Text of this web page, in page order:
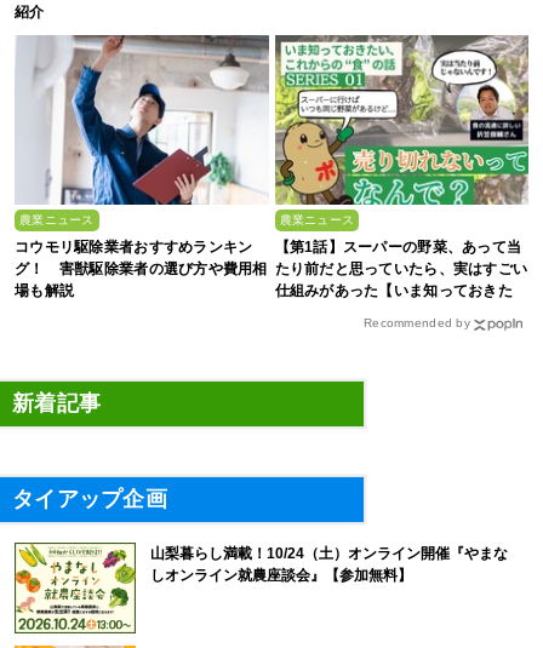
紹介
農業ニュース
コウモリ駆除業者おすすめランキン
グ！ 害獣駆除業者の選び方や費用相
場も解説
農業ニュース
【第1話】スーパーの野菜、あって当
たり前だと思っていたら、実はすごい
仕組みがあった【いま知っておきた
Recommended by
新着記事
タイアップ企画
山梨暮らし満載！10/24（土）オンライン開催『やまな
しオンライン就農座談会』【参加無料】